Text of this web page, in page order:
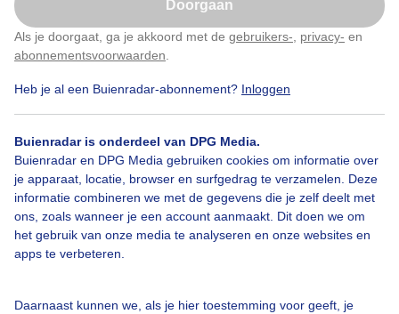
Doorgaan
Als je doorgaat, ga je akkoord met de gebruikers- privacy- en
abonnementsvoorwaarden
Heb je al een Buienradar-abonnement? Inloggen
Buienradar is onderdeel van DPG Media.
Buienradar en DPG Media gebruiken cookies om informatie over
je apparaat, locatie, browser en surfgedrag te verzamelen. Deze
informatie combineren we met de gegevens die je zelf deelt met
ons, zoals wanneer je een account aanmaakt. Dit doen we om
het gebruik van onze media te analyseren en onze websites en
apps te verbeteren.
Daarnaast kunnen we, als je hier toestemming voor geeft, je
16.00 uur - Het begint te sneeuwen na eerst de gehele
dag gemiezer , windvlagen erbij...het is en wordt
fris(ser)
Kachelaan Winter Wind
Klik hierom dit aan te passen